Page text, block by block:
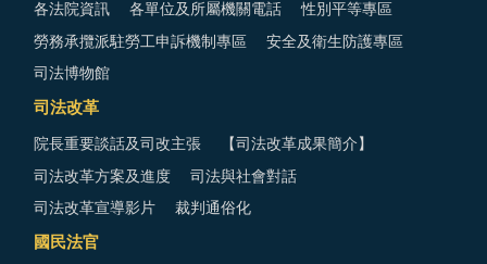
各法院資訊 各單位及所屬機關電話 性別平等專區
勞務承攬派駐勞工申訴機制專區 安全及衛生防護專區
司法博物館
司法改革
院長重要談話及司改主張 【司法改革成果簡介】
司法改革方案及進度 司法與社會對話
司法改革宣導影片 裁判通俗化
國民法官